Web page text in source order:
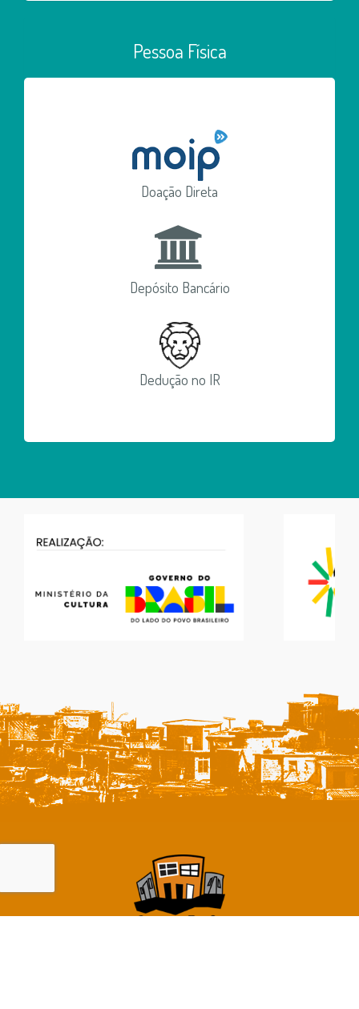
Pessoa Física
Doação Direta
Depósito Bancário
Dedução no IR